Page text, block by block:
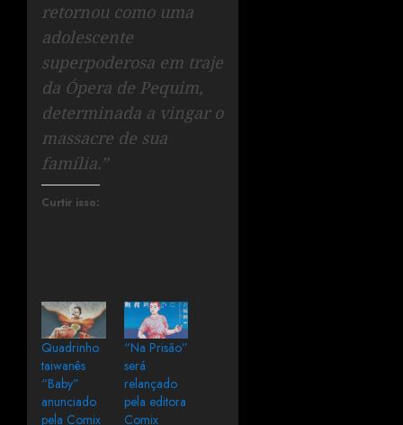
retornou como uma
adolescente
superpoderosa em traje
da Ópera de Pequim,
determinada a vingar o
massacre de sua
família.”
Curtir isso:
Quadrinho
taiwanês
“Baby”
anunciado
pela Comix
“Na Prisão”
será
relançado
pela editora
Comix